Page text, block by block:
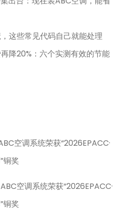
这些常见代码自己就能处理
降20%：六个实测有效的节能
空调系统荣获“2026EPACC·
铜奖
空调系统荣获“2026EPACC·
铜奖